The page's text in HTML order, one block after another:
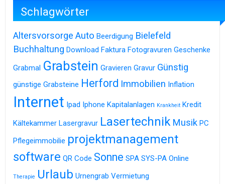
Schlagwörter
Altersvorsorge Auto Beerdigung Bielefeld
Buchhaltung Download Faktura Fotogravuren Geschenke
Grabmal Grabstein Gravieren Gravur Günstig
günstige Grabsteine Herford Immobilien Inflation
Internet Ipad Iphone Kapitalanlagen Krankheit Kredit
Kältekammer Lasergravur Lasertechnik Musik PC
Pflegeimmobilie projektmanagement
software QR Code Sonne SPA SYS-PA Online
Therapie Urlaub Urnengrab Vermietung